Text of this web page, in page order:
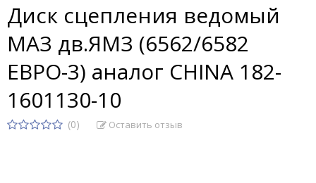
Диск сцепления ведомый
МАЗ дв.ЯМЗ (6562/6582
ЕВРО-3) аналог CHINA 182-
1601130-10
(0) Оставить отзыв